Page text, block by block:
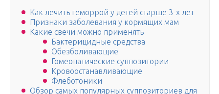
Как лечить геморрой у детей старше 3-х лет
Признаки заболевания у кормящих мам
Какие свечи можно применять
Бактерицидные средства
Обезболивающие
Гомеопатические суппозитории
Кровоостанавливающие­
Флеботоники
Обзор самых популярных суппозиториев для